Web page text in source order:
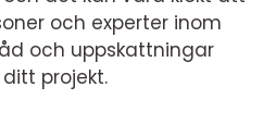
och experter inom
och uppskattningar
projekt.